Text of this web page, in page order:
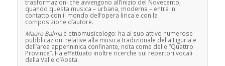
trasformazioni che avvengono all’inizio del Novecento,
quando questa musica – urbana, moderna – entra in
contatto con il mondo dell’opera lirica e con la
composizione d’autore.
Mauro Balmaè etnomusicologo: ha al suo attivo numerose
pubblicazioni relative alla musica tradizionale della Liguria e
dell’area appenninica confinante, nota come delle “Quattro
Province”. Ha effettuato inoltre ricerche sui repertori vocali
della Valle d’Aosta.